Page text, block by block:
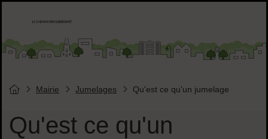
Liens réseaux sociaux
Qu'est ce qu'un
Vous êtes ici :
Page d'accueil du site
Mairie Jumelages Qu'est ce qu'un jumelage